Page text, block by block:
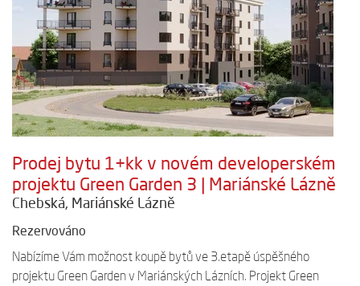
Prodej bytu 1+kk v novém developerském
projektu Green Garden 3 | Mariánské Lázně
Chebská, Mariánské Lázně
Rezervováno
Nabízíme Vám možnost koupě bytů ve 3.etapě úspěšného
projektu Green Garden v Mariánských Lázních. Projekt Green